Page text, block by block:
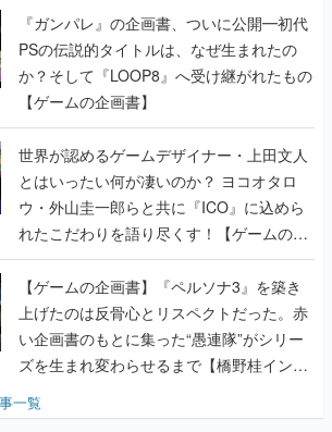
『ガンパレ』の企画書、ついに公開━初代
PSの伝説的タイトルは、なぜ生まれたの
か？そして『LOOP8』へ受け継がれたもの
【ゲームの企画書】
世界が認めるゲームデザイナー・上田文人
とはいったい何が凄いのか？ ヨコオタロ
ウ・外山圭一郎らと共に『ICO』に込めら
れたこだわりを語り尽くす！【ゲームの企
画書】
【ゲームの企画書】『ペルソナ3』を築き
上げたのは反骨心とリスペクトだった。赤
い企画書のもとに集った“愚連隊”がシリー
ズを生まれ変わらせるまで【橋野桂インタ
一覧